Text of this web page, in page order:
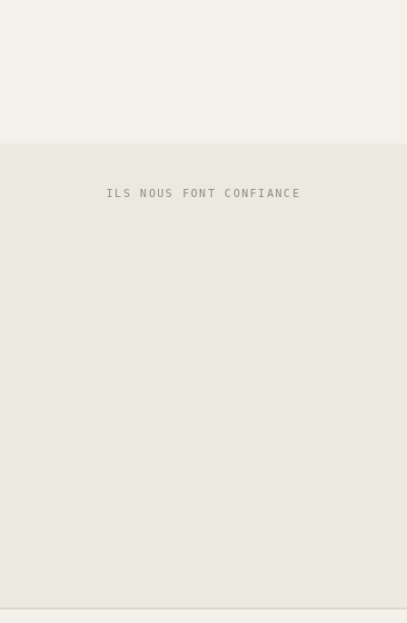
ILS NOUS FONT CONFIANCE